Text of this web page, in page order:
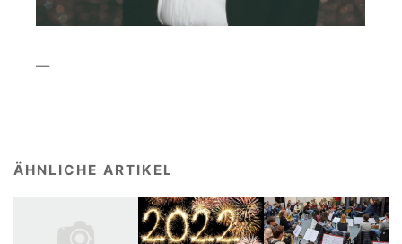
—
ÄHNLICHE ARTIKEL